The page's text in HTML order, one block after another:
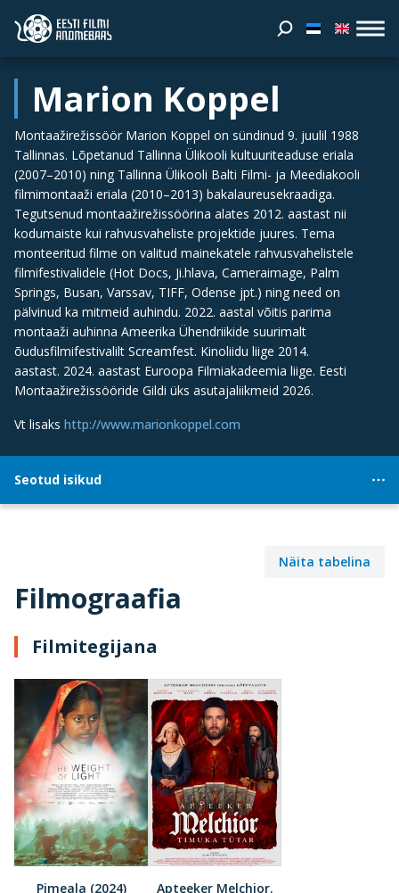
Marion Koppel
Montaažirežissöör Marion Koppel on sündinud 9. juulil 1988
Tallinnas. Lõpetanud Tallinna Ülikooli kultuuriteaduse eriala
(2007–2010) ning Tallinna Ülikooli Balti Filmi- ja Meediakooli
filmimontaaži eriala (2010–2013) bakalaureusekraadiga.
Tegutsenud montaažirežissöörina alates 2012. aastast nii
kodumaiste kui rahvusvaheliste projektide juures. Tema
monteeritud filme on valitud mainekatele rahvusvahelistele
filmifestivalidele (Hot Docs, Ji.hlava, Cameraimage, Palm
Springs, Busan, Varssav, TIFF, Odense jpt.) ning need on
pälvinud ka mitmeid auhindu. 2022. aastal võitis parima
montaaži auhinna Ameerika Ühendriikide suurimalt
õudusfilmifestivalilt Screamfest. Kinoliidu liige 2014.
aastast. 2024. aastast Euroopa Filmiakadeemia liige. Eesti
Montaažirežissööride Gildi üks asutajaliikmeid 2026.
Vt lisaks http://www.marionkoppel.com
Seotud isikud
Filmograafia
Näita tabelina
Filmitegijana
Pimeala (2024)
Apteeker Melchior.